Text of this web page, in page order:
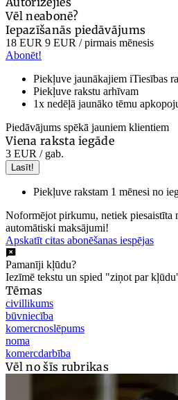
Vēl neabonē?
Iepazīšanās piedāvājums
18 EUR 9 EUR / pirmais mēnesis
Abonēt!
Piekļuve jaunākajiem iTiesības
Piekļuve rakstu arhīvam
1x nedēļā jaunāko tēmu
Piedāvājums spēkā jauniem klientiem
Viena raksta iegāde
3 EUR / gab.
Lasīt!
Piekļuve rakstam 1 mēnesi no
Noformējot pirkumu, netiek piesaistīta
automātiski maksājumi!
Apskatīt citas abonēšanas iespējas
Pamanīji kļūdu?
Iezīmē tekstu un spied "ziņot par
Tēmas
civillikums
būvniecība
komercnoslēpums
noma
komercdarbība
Vēl no šīs rubrikas